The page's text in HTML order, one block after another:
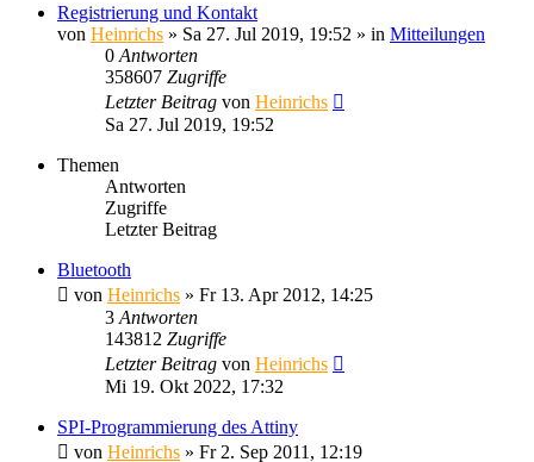
Registrierung und Kontakt
von Heinrichs » Sa 27. Jul 2019, 19:52 » in Mitteilungen
0 Antworten
358607 Zugriffe
Letzter Beitrag von Heinrichs
Sa 27. Jul 2019, 19:52
Themen
Antworten
Zugriffe
Letzter Beitrag
Bluetooth
von Heinrichs » Fr 13. Apr 2012, 14:25
3 Antworten
143812 Zugriffe
Letzter Beitrag von Heinrichs
Mi 19. Okt 2022, 17:32
SPI-Programmierung des Attiny
von Heinrichs » Fr 2. Sep 2011, 12:19